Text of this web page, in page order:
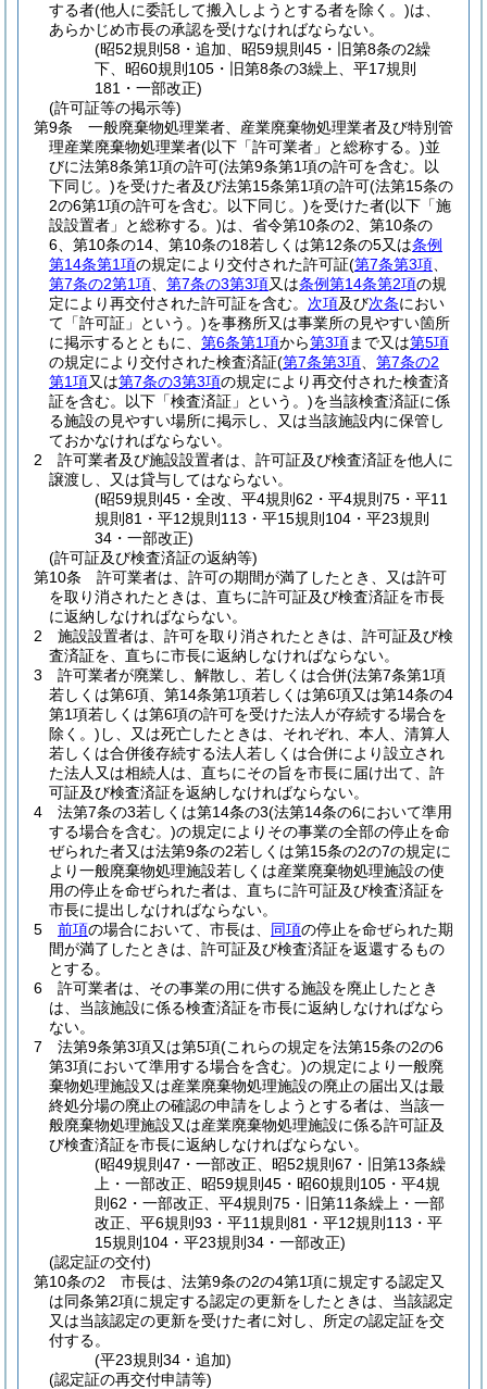
する者(他人に委託して搬入しようとする者を除く。)は、
あらかじめ市長の承認を受けなければならない。
(昭52規則58・追加、昭59規則45・旧第8条の2繰
下、昭60規則105・旧第8条の3繰上、平17規則
181・一部改正)
(許可証等の掲示等)
第9条
一般廃棄物処理業者、産業廃棄物処理業者及び特別管
理産業廃棄物処理業者(以下「許可業者」と総称する。)並
びに法第8条第1項の許可(法第9条第1項の許可を含む。以
下同じ。)を受けた者及び法第15条第1項の許可(法第15条の
2の6第1項の許可を含む。以下同じ。)を受けた者(以下「施
設設置者」と総称する。)は、省令第10条の2、第10条の
6、第10条の14、第10条の18若しくは第12条の5又は条例
第14条第1項の規定により交付された許可証(第7条第3項
第7条の2第1項
第7条の3第3項又は条例第14条第2項の規
定により再交付された許可証を含む。 次項及び次条におい
て「許可証」という。)を事務所又は事業所の見やすい箇所
に掲示するとともに、 第6条第1項から第3項まで又は第5項
の規定により交付された検査済証(第7条第3項
第7条の2
第1項又は第7条の3第3項の規定により再交付された検査済
証を含む。以下「検査済証」という。)を当該検査済証に係
る施設の見やすい場所に掲示し、又は当該施設内に保管し
ておかなければならない。
2
許可業者及び施設設置者は、許可証及び検査済証を他人に
譲渡し、又は貸与してはならない。
(昭59規則45・全改、平4規則62・平4規則75・平11
規則81・平12規則113・平15規則104・平23規則
34・一部改正)
(許可証及び検査済証の返納等)
第10条
許可業者は、許可の期間が満了したとき、又は許可
を取り消されたときは、直ちに許可証及び検査済証を市長
に返納しなければならない。
2
施設設置者は、許可を取り消されたときは、許可証及び検
査済証を、直ちに市長に返納しなければならない。
3
許可業者が廃業し、解散し、若しくは合併(法第7条第1項
若しくは第6項、第14条第1項若しくは第6項又は第14条の4
第1項若しくは第6項の許可を受けた法人が存続する場合を
除く。) し、又は死亡したときは、それぞれ、本人、清算人
若しくは合併後存続する法人若しくは合併により設立され
た法人又は相続人は、直ちにその旨を市長に届け出て、許
可証及び検査済証を返納しなければならない。
4
法第7条の3若しくは第14条の3(法第14条の6において準用
する場合を含む。)の規定によりその事業の全部の停止を命
ぜられた者又は法第9条の2若しくは第15条の2の7の規定に
より一般廃棄物処理施設若しくは産業廃棄物処理施設の使
用の停止を命ぜられた者は、直ちに許可証及び検査済証を
市長に提出しなければならない。
5
前項の場合において、市長は、 同項の停止を命ぜられた期
間が満了したときは、許可証及び検査済証を返還するもの
とする。
6
許可業者は、その事業の用に供する施設を廃止したとき
は、当該施設に係る検査済証を市長に返納しなければなら
ない。
7
法第9条第3項又は第5項(これらの規定を法第15条の2の6
第3項において準用する場合を含む。)の規定により一般廃
棄物処理施設又は産業廃棄物処理施設の廃止の届出又は最
終処分場の廃止の確認の申請をしようとする者は、当該一
般廃棄物処理施設又は産業廃棄物処理施設に係る許可証及
び検査済証を市長に返納しなければならない。
(昭49規則47・一部改正、昭52規則67・旧第13条繰
上・一部改正、昭59規則45・昭60規則105・平4規
則62・一部改正、平4規則75・旧第11条繰上・一部
改正、平6規則93・平11規則81・平12規則113・平
15規則104・平23規則34・一部改正)
(認定証の交付)
第10条の2
市長は、法第9条の2の4第1項に規定する認定又
は同条第2項に規定する認定の更新をしたときは、当該認定
又は当該認定の更新を受けた者に対し、所定の認定証を交
付する。
(平23規則34・追加)
(認定証の再交付申請等)